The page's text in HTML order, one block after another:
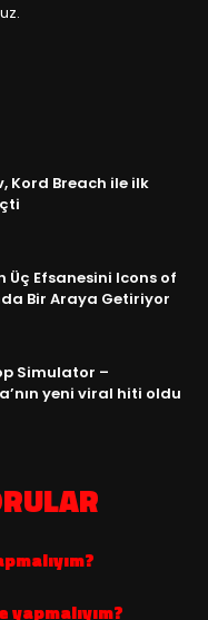
Kord Breach ile ilk
Üç Efsanesini Icons of
Bir Araya Getiriyor
Simulator –
yeni viral hiti oldu